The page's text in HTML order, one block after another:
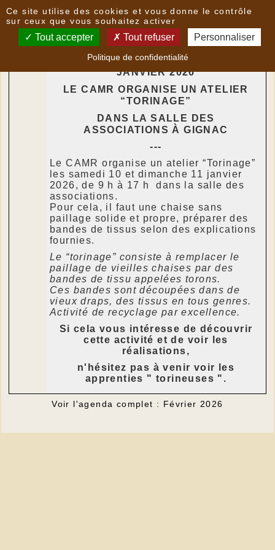
Agenda du Samedi 14 Février 2026
SAMEDI 10 JANVIER ET DIMANCHE 11
JANVIER 2026
LE CAMR ORGANISE UN ATELIER
“TORINAGE”
DANS LA SALLE DES
ASSOCIATIONS À GIGNAC
---
Le CAMR organise un atelier “Torinage”
les samedi 10 et dimanche 11 janvier
2026, de 9 h à 17 h dans la salle des
associations.
Pour cela, il faut une chaise sans
paillage solide et propre, préparer des
bandes de tissus selon des explications
fournies.
Le “torinage” consiste à remplacer le
paillage de vieilles chaises par des
bandes de tissu appelées torons.
Ces bandes sont découpées dans de
vieux draps, des tissus en tous genres.
Activité de recyclage par excellence.
Si cela vous intéresse de découvrir
cette activité et de voir les
réalisations,
n'hésitez pas à venir voir les
apprenties " torineuses ".
Voir l'agenda complet : Février 2026
Ce site utilise des cookies et vous donne le contrôle
sur ceux que vous souhaitez activer
Tout accepter Tout refuser Personnaliser
Politique de confidentialité